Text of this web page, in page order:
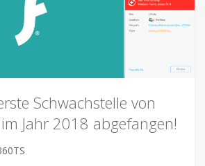
Schwachstelle von
Jahr 2018 abgefangen!